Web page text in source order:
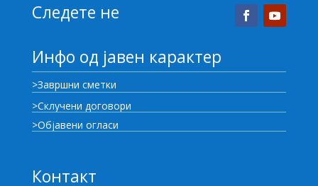
Следете не
Инфо од јавен карактер
>Завршни сметки
>Склучени договори
>Објавени огласи
Контакт